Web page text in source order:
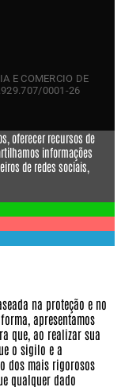
E COMERCIO DE
0001-26
oferecer recursos de
informações
de redes sociais,
na proteção e no
forma, apresentamos
que, ao realizar sua
o sigilo e a
dos mais rigorosos
qualquer dado